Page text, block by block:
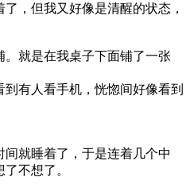
，但我又好像是清醒的状态，
就是在我桌子下面铺了一张
有人看手机，恍惚间好像看到
就睡着了，于是连着几个中
不想了。